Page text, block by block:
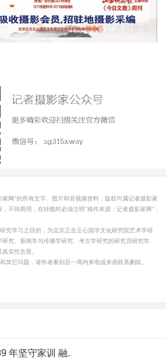
网"的所有文字、图片和音视频资料，版权均属记者摄影家
不得商用，在转载时必须注明"稿件来源：记者摄影家网"，
究学习之目的，为北京正念正心国学文化研究院艺术学研
究、新闻学与传播学研究、考古学研究的研究员研究学
实性负责。
其它问题，请作者看到后一周内来电或来函联系删除。
年坚守家训 融.